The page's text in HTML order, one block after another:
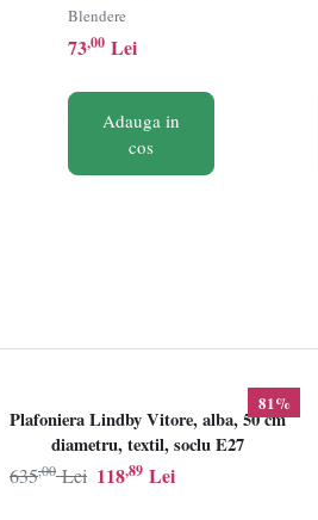
600 HHB-
D600WHR, Putere
600W, 2 viteze,
Pahar gradat 0.7L,
Lame inox,
Alb/Rosu/Verde
Blendere
73,00 Lei
Adauga in
cos
81%
Plafoniera Lindby Vitore, alba, 50 cm
diametru, textil, soclu E27
118,89 Lei
635,00 Lei